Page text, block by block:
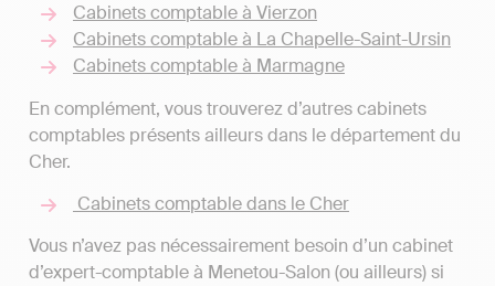
Cabinets comptable à Vierzon
Cabinets comptable à La Chapelle-Saint-Ursin
Cabinets comptable à Marmagne
En complément, vous trouverez d’autres cabinets
comptables présents ailleurs dans le département du
Cher.
Cabinets comptable dans le Cher
Vous n’avez pas nécessairement besoin d’un cabinet
d’expert-comptable à Menetou-Salon (ou ailleurs) si